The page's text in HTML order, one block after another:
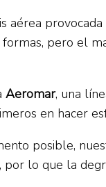
aérea
formas, pero el
Aeromar, una
en hacer
posible,
, por lo que la